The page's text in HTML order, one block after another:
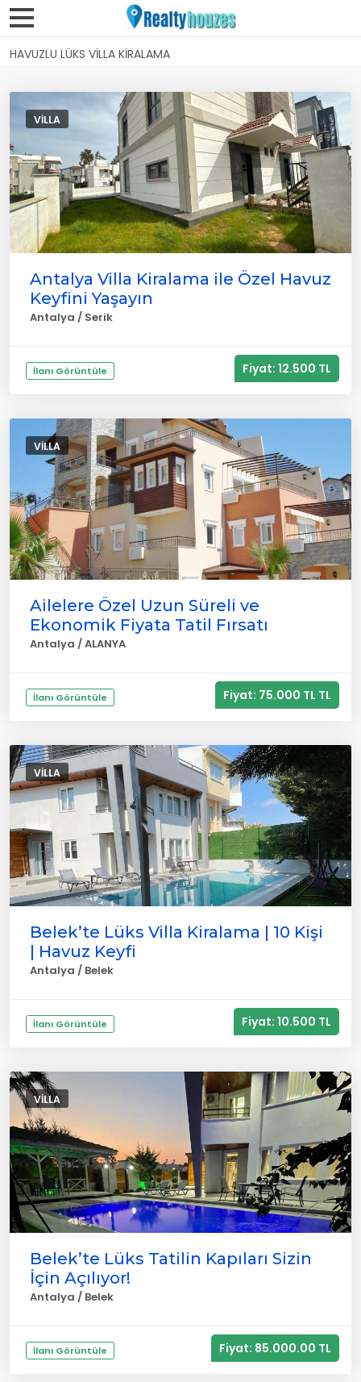
HAVUZLU LÜKS VILLA KIRALAMA
VILLA
Antalya Villa Kiralama ile Özel Havuz
Keyfini Yaşayın
Antalya / Serik
İlanı Görüntüle Fiyat: 12.500 TL
VILLA
Ailelere Özel Uzun Süreli ve
Ekonomik Fiyata Tatil Fırsatı
Antalya / ALANYA
İlanı Görüntüle Fiyat: 75.000 TL TL
VILLA
Belek’te Lüks Villa Kiralama | 10 Kişi
| Havuz Keyfi
Antalya / Belek
İlanı Görüntüle Fiyat: 10.500 TL
VILLA
Belek’te Lüks Tatilin Kapıları Sizin
İçin Açılıyor!
Antalya / Belek
İlanı Görüntüle Fiyat: 85.000.00 TL